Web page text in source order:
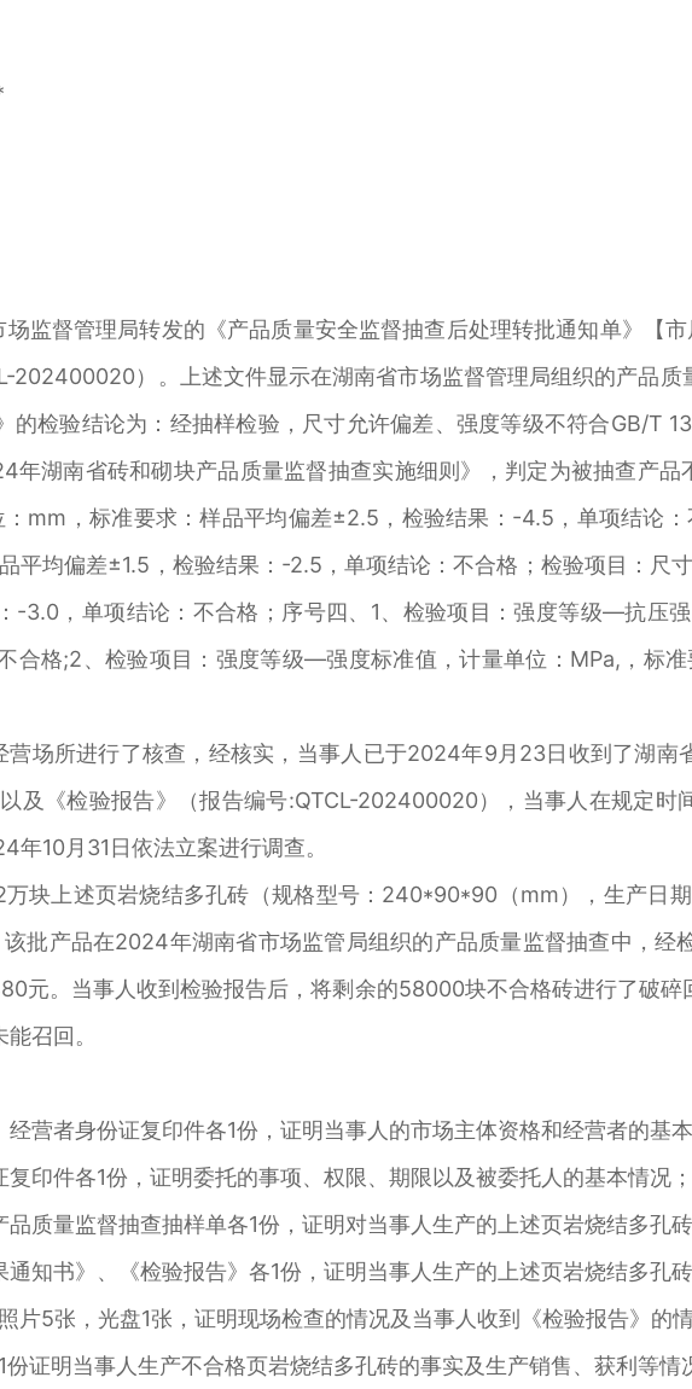
督管理局转发的《产品质量安全监督抽查后处理转批通知单》【
202400020）。上述文件显示在湖南省市场监督管理局组织的产品
检验结论为：经抽样检验，尺寸允许偏差、强度等级不符合GB/T
湖南省砖和砌块产品质量监督抽查实施细则》，判定为被抽查产品
mm，标准要求：样品平均偏差±2.5，检验结果：-4.5，单项结论
均偏差±1.5，检验结果：-2.5，单项结论：不合格；检验项目：尺
-3.0，单项结论：不合格；序号四、1、检验项目：强度等级—抗压
合格;2、检验项目：强度等级—强度标准值，计量单位：MPa,，标
所进行了核查，经核实，当事人已于2024年9月23日收到了湖南
及《检验报告》（报告编号:QTCL-202400020），当事人在规定时
10月31日依法立案进行调查。
上述页岩烧结多孔砖（规格型号：240*90*90（mm），生产日
批产品在2024年湖南省市场监管局组织的产品质量监督抽查中，经
元。当事人收到检验报告后，将剩余的58000块不合格砖进行了破碎
召回。
者身份证复印件各1份，证明当事人的市场主体资格和经营者的基本
件各1份，证明委托的事项、权限、期限以及被委托人的基本情况；
量监督抽查抽样单各1份，证明对当事人生产的上述页岩烧结多孔砖
书》、《检验报告》各1份，证明当事人生产的上述页岩烧结多孔砖
5张，光盘1张，证明现场检查的情况及当事人收到《检验报告》的情
明当事人生产不合格页岩烧结多孔砖的事实及生产销售、获利等情